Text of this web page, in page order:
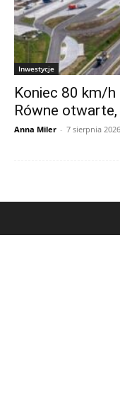
Inwestycje
Koniec 80 km/h
Równe
Anna Miler - 7 sierpnia